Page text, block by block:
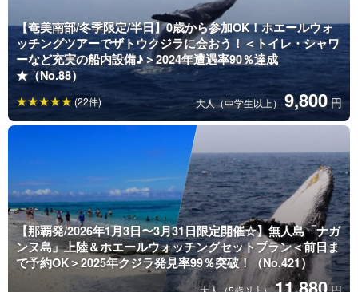
【奄美南部/冬季限定/半日】0歳から参加OK！ホエールウォ
ッチングツアーでザトウクジラに会おう！＜トイレ・シャワ
ーなど充実の船内設備♪＞2024年遭遇率90％達成
★（No.88）
大人（中学生以上） 9,800 円
(22件)
【那覇発/2026年1月3日〜3月31日限定開催☆】無人島「ナガ
ンヌ島」上陸＆ホエールウォッチングセットプラン＜前日ま
で予約OK＞2025年クジラ発見率99％突破！（No.421）